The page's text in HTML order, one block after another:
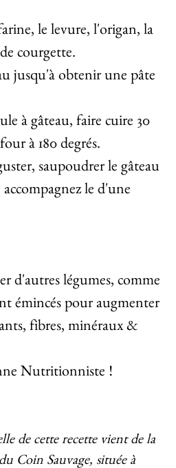
le levure, l'origan, la
courgette.
jusqu'à obtenir une pâte
à gâteau, faire cuire 30
à 180 degrés.
saupoudrer le gâteau
le d'une
d'autres légumes, comme
émincés pour augmenter
fibres, minéraux &
Nutritionniste !
de cette recette vient de la
Coin Sauvage, située à